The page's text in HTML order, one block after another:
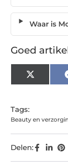
Waar is
Goed
X
(Twitter)
Tags:
Beauty en
Delen: